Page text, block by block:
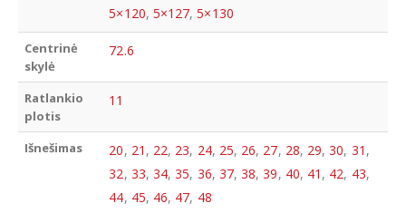
5×120, 5×127,5×130
Centrinė
skylė
72.6
Ratlankio
plotis
11
Išnešimas 20, 21 , 22, 23, 24, 25, 26, 27, 28, 29,30, 31 ,
32, 33, 34,35, 36, 37,38,39, 40, 41 , 42, 43,
44, 45, 46, 47, 48